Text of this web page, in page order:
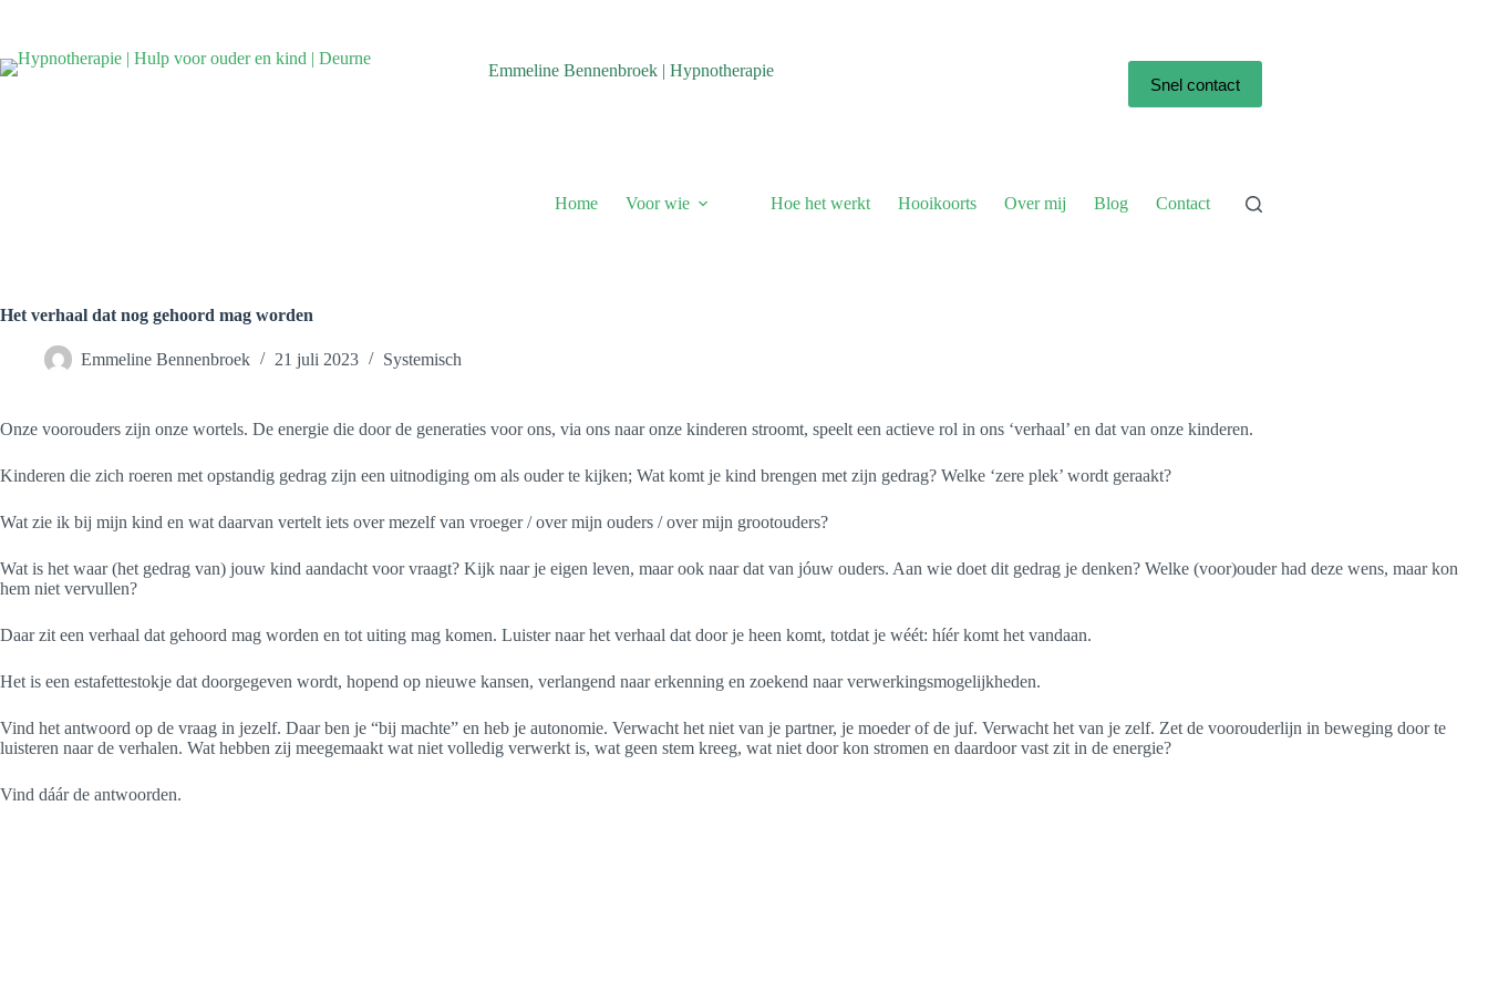
inhoud
Emmeline Bennenbroek | Hypnotherapie
Snel contact
Home Voor wie Hoe het werkt Hooikoorts Over mij Blog Contact
Het verhaal dat nog gehoord mag worden
Emmeline Bennenbroek 21 juli 2023 Systemisch
Onze voorouders zijn onze wortels. De energie die door de generaties voor ons, via ons naar onze kinderen stroomt, speelt een actieve rol in ons ‘verhaal’ en dat van onze kinderen.
Kinderen die zich roeren met opstandig gedrag zijn een uitnodiging om als ouder te kijken; Wat komt je kind brengen met zijn gedrag? Welke ‘zere plek’ wordt geraakt?
Wat zie ik bij mijn kind en wat daarvan vertelt iets over mezelf van vroeger / over mijn ouders / over mijn grootouders?
Wat is het waar (het gedrag van) jouw kind aandacht voor vraagt? Kijk naar je eigen leven, maar ook naar dat van jóuw ouders. Aan wie doet dit gedrag je denken? Welke (voor)ouder had deze wens, maar kon
hem niet vervullen?
Daar zit een verhaal dat gehoord mag worden en tot uiting mag komen. Luister naar het verhaal dat door je heen komt, totdat je wéét: híér komt het vandaan.
Het is een estafettestokje dat doorgegeven wordt, hopend op nieuwe kansen, verlangend naar erkenning en zoekend naar verwerkingsmogelijkheden.
Vind het antwoord op de vraag in jezelf. Daar ben je “bij machte” en heb je autonomie. Verwacht het niet van je partner, je moeder of de juf. Verwacht het van je zelf. Zet de voorouderlijn in beweging door te
luisteren naar de verhalen. Wat hebben zij meegemaakt wat niet volledig verwerkt is, wat geen stem kreeg, wat niet door kon stromen en daardoor vast zit in de energie?
Vind dáár de antwoorden.